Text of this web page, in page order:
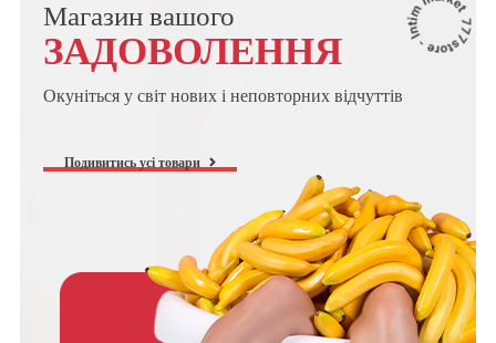
Магазин вашого
ЗАДОВОЛЕННЯ
Окуніться у світ нових і неповторних відчуттів
Подивитись усі товари